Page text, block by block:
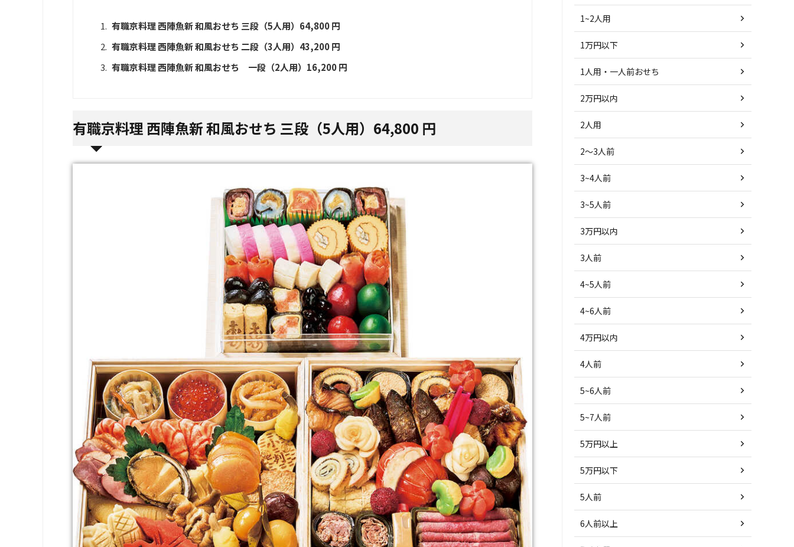
有職京料理 西陣魚新 和風おせち 三段（5人用）64,800 円
有職京料理 西陣魚新 和風おせち 二段（3人用）43,200 円
有職京料理 西陣魚新 和風おせち 一段（2人用）16,200 円
有職京料理 西陣魚新 和風おせち 三段（5人用）64,800 円
1~2人用
1万円以下
1人用・一人前おせち
2万円以内
2人用
2～3人前
3~4人前
3~5人前
3万円以内
3人前
4~5人前
4~6人前
4万円以内
4人前
5~6人前
5~7人前
5万円以上
5万円以下
5人前
6人前以上